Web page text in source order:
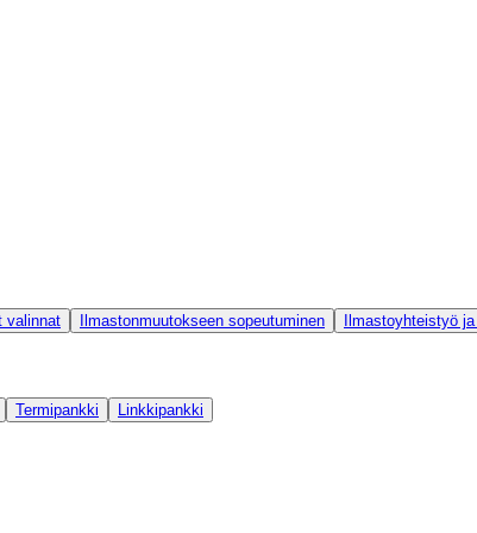
valinnat Ilmastonmuutokseen sopeutuminen Ilmastoyhteistyö
Termipankki Linkkipankki